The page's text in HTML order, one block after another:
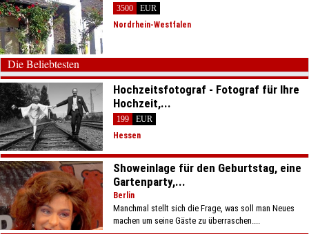
3500
EUR
Nordrhein-Westfalen
Die Beliebtesten
Hochzeitsfotograf - Fotograf für Ihre
Hochzeit,...
199
EUR
Hessen
Showeinlage für den Geburtstag, eine
Gartenparty,...
Berlin
Manchmal stellt sich die Frage, was soll man Neues
machen um seine Gäste zu überraschen....